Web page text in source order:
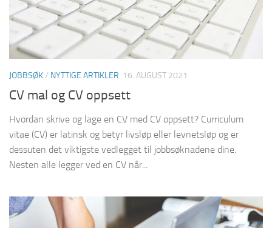
JOBBSØK/ NYTTIGE ARTIKLER 16. AUGUST 2021
CV mal og CV oppsett
Hvordan skrive og lage en CV med CV oppsett? Curriculum
vitae (CV) er latinsk og betyr livsløp eller levnetsløp og er
dessuten det viktigste vedlegget til jobbsøknadene dine.
Nesten alle legger ved en CV når...